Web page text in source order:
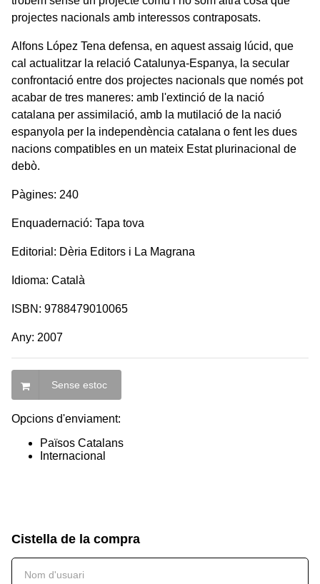
projectes nacionals amb interessos contraposats.
Alfons López Tena defensa, en aquest assaig lúcid, que
cal actualitzar la relació Catalunya-Espanya, la secular
confrontació entre dos projectes nacionals que només pot
acabar de tres maneres: amb l'extinció de la nació
catalana per assimilació, amb la mutilació de la nació
espanyola per la independència catalana o fent les dues
nacions compatibles en un mateix Estat plurinacional de
debò.
Pàgines: 240
Enquadernació: Tapa tova
Editorial: Dèria Editors i La Magrana
Idioma: Català
ISBN: 9788479010065
Any: 2007
Sense estoc
Opcions d'enviament:
Països Catalans
Internacional
Cistella de la compra